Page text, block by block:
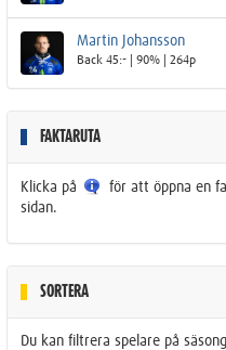
Martin Johansson
Back 45:- | 90% | 264p
FAKTARUTA
Klicka på
för att öppna en
sidan.
SORTERA
Du kan filtrera spelare på